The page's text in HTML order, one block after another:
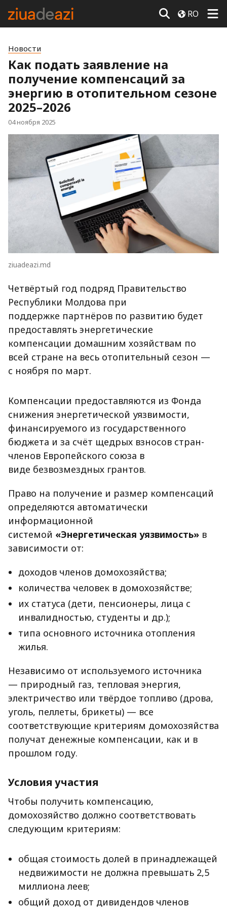
RO
Новости
Как подать заявление на
получение компенсаций за
энергию в отопительном сезоне
2025–2026
04 ноября 2025
ziuadeazi.md
Четвёртый год подряд Правительство
Республики Молдова при
поддержке партнёров по развитию будет
предоставлять энергетические
компенсации домашним хозяйствам по
всей стране на весь отопительный сезон —
с ноября по март.
Компенсации предоставляются из Фонда
снижения энергетической уязвимости,
финансируемого из государственного
бюджета и за счёт щедрых взносов стран-
членов Европейского союза в
виде безвозмездных грантов.
Право на получение и размер компенсаций
определяются автоматически
информационной
системой «Энергетическая уязвимость» в
зависимости от:
доходов членов домохозяйства;
количества человек в домохозяйстве;
их статуса (дети, пенсионеры, лица с
инвалидностью, студенты и др.);
типа основного источника отопления
жилья.
Независимо от используемого источника
— природный газ, тепловая энергия,
электричество или твёрдое топливо (дрова,
уголь, пеллеты, брикеты) — все
соответствующие критериям домохозяйства
получат денежные компенсации, как и в
прошлом году.
Условия участия
Чтобы получить компенсацию,
домохозяйство должно соответствовать
следующим критериям:
общая стоимость долей в принадлежащей
недвижимости не должна превышать 2,5
миллиона леев;
общий доход от дивидендов членов